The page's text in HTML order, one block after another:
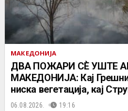
МАКЕДОНИЈА
ДВА ПОЖАРИ СÈ УШТЕ
МАКЕДОНИЈА: Кај
ниска вегетација, кај
06.08.2026. 19:16